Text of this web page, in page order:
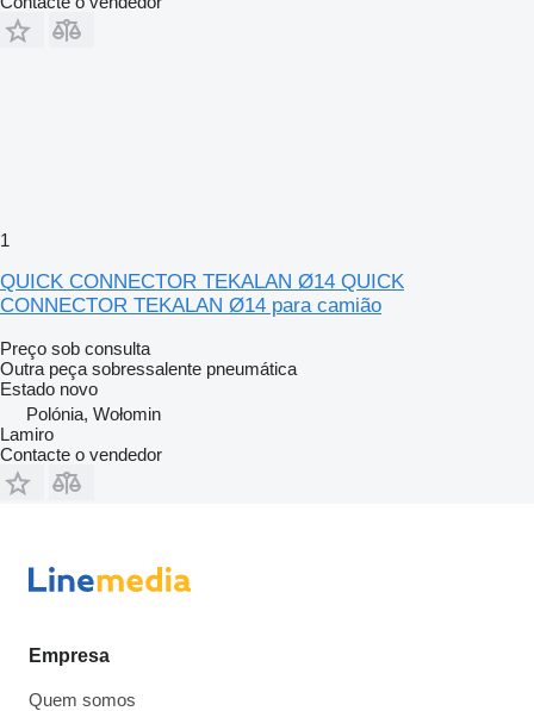
1
QUICK CONNECTOR TEKALAN Ø14 QUICK
CONNECTOR TEKALAN Ø14 para camião
Preço sob consulta
Outra peça sobressalente pneumática
Estado novo
Polónia, Wołomin
Lamiro
Contacte o vendedor
Empresa
Quem somos